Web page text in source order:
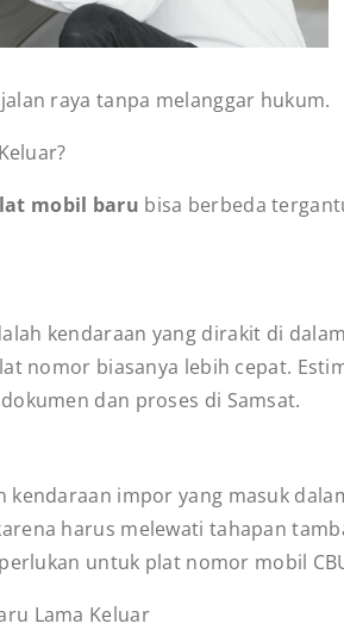
raya tanpa melanggar hukum.
mobil baru bisa berbeda
kendaraan yang dirakit di
nomor biasanya lebih cepat.
dan proses di Samsat.
kendaraan impor yang masuk
harus melewati tahapan
untuk plat nomor mobil
Lama Keluar